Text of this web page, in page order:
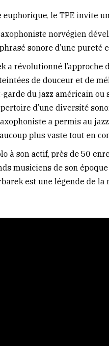
le TPE invite
norvégien
sonore d’une pureté
a révolutionné
de douceur et de
garde du jazz américain
d’une diversité
a permis au
plus vaste tout en
à son actif, près de 50
musiciens de son
est une légende de